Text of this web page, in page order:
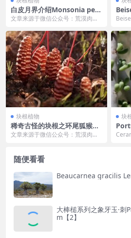
白皮月界介绍Monsonia peni
culina
文章来源于微信公众号：荒漠肉植
《石食者》里...
墨
块根植物
稀奇古怪的块根之环尾狐猴Bu
lbine bruynsii
文章来源于微信公众号：荒漠肉植
块
白鹭
随便看看
Beaucarnea gracilis
大棒槌系列之象牙玉·
m【2】